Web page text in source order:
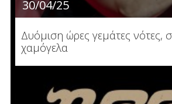
30/04/25
Δυόμιση ώρες γεμάτες νότες,
χαμόγελα